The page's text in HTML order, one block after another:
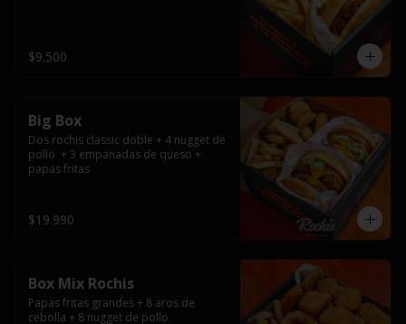
$9.500
Big Box
Dos rochis classic doble + 4 nugget de
pollo  + 3 empanadas de queso +
papas fritas
$19.990
Box Mix Rochis
Papas fritas grandes + 8 aros de
cebolla + 8 nugget de pollo